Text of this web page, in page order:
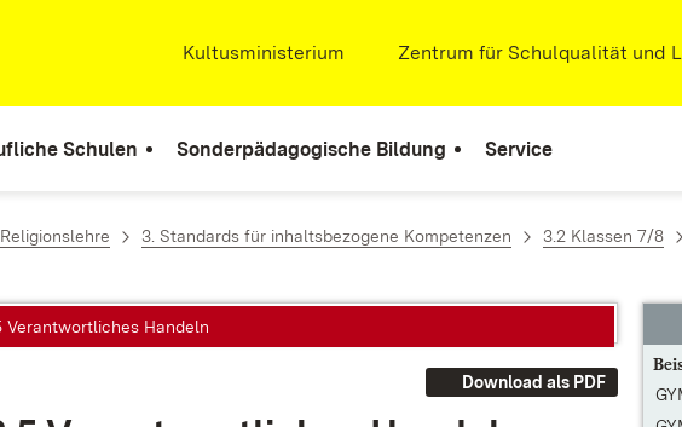
Extern:
Kultusministerium (Öffnet in neuem Fenster)
Extern:
Zentrum für Schulqualität und
Schulen Sonderpädagogische Bildung Service
3. Standards für inhaltsbezogene Kompetenzen 3.2 Klassen 7/8
Verantwortliches Handeln
Download als PDF